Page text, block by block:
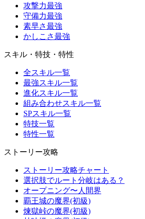
攻撃力最強
守備力最強
素早さ最強
かしこさ最強
スキル・特技・特性
全スキル一覧
最強スキル一覧
進化スキル一覧
組み合わせスキル一覧
SPスキル一覧
特技一覧
特性一覧
ストーリー攻略
ストーリー攻略チャート
選択肢でルート分岐はある？
オープニング〜人間界
覇王城の魔界(初級)
煉獄峠の魔界(初級)